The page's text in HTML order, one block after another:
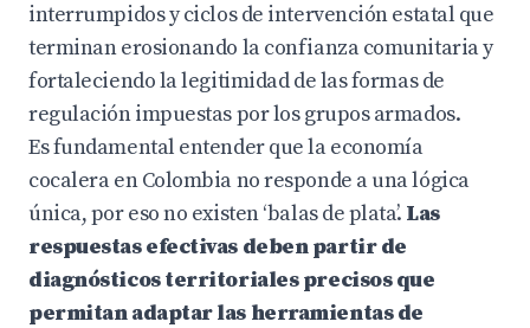
interrumpidos y ciclos de intervención estatal que
terminan erosionando la confianza comunitaria y
fortaleciendo la legitimidad de las formas de
regulación impuestas por los grupos armados.
Es fundamental entender que la economía
cocalera en Colombia no responde a una lógica
única, por eso no existen ‘balas de plata’. Las
respuestas efectivas deben partir de
diagnósticos territoriales precisos que
permitan adaptar las herramientas de